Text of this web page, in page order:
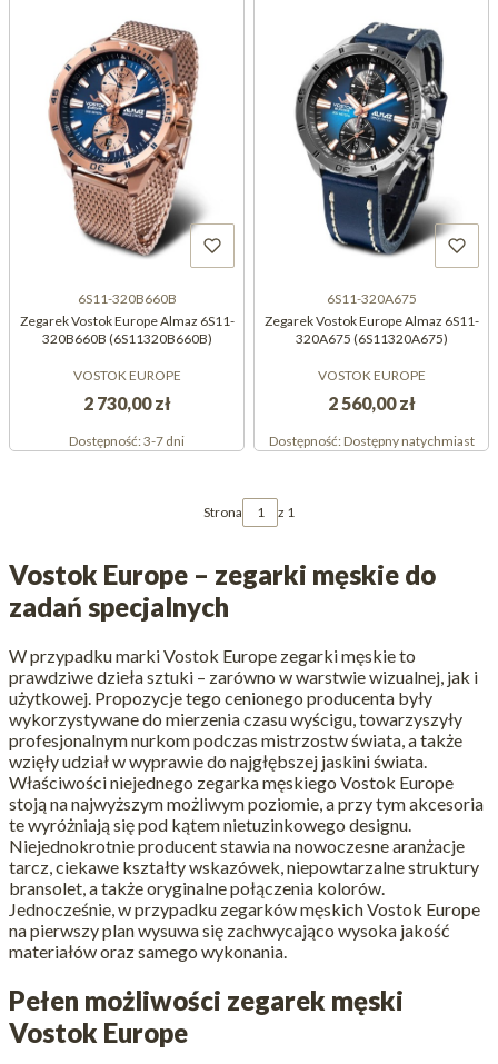
6S11-320B660B
Zegarek Vostok Europe Almaz 6S11-
320B660B (6S11320B660B)
VOSTOK EUROPE
2 730,00 zł
Dostępność:3-7 dni
6S11-320A675
Zegarek Vostok Europe Almaz 6S11-
320A675 (6S11320A675)
VOSTOK EUROPE
2 560,00 zł
Dostępność:Dostępny natychmiast
Strona z 1
Vostok Europe – zegarki męskie do
zadań specjalnych
W przypadku marki Vostok Europe zegarki męskie to
prawdziwe dzieła sztuki – zarówno w warstwie wizualnej, jak i
użytkowej. Propozycje tego cenionego producenta były
wykorzystywane do mierzenia czasu wyścigu, towarzyszyły
profesjonalnym nurkom podczas mistrzostw świata, a także
wzięły udział w wyprawie do najgłębszej jaskini świata.
Właściwości niejednego zegarka męskiego Vostok Europe
stoją na najwyższym możliwym poziomie, a przy tym akcesoria
te wyróżniają się pod kątem nietuzinkowego designu.
Niejednokrotnie producent stawia na nowoczesne aranżacje
tarcz, ciekawe kształty wskazówek, niepowtarzalne struktury
bransolet, a także oryginalne połączenia kolorów.
Jednocześnie, w przypadku zegarków męskich Vostok Europe
na pierwszy plan wysuwa się zachwycająco wysoka jakość
materiałów oraz samego wykonania.
Pełen możliwości zegarek męski
Vostok Europe